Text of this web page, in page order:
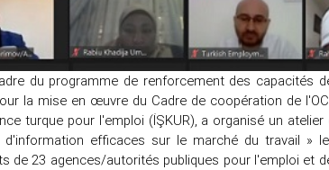
du programme de renforcement des capacités
la mise en œuvre du Cadre de coopération de
turque pour l'emploi (İŞKUR), a organisé un
d'information efficaces sur le marché du travail »
de 23 agences/autorités publiques pour l'emploi et